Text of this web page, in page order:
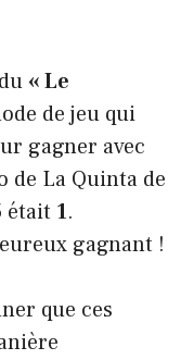
« Le
de jeu qui
gagner avec
de La Quinta de
était 1.
gagnant !
que ces